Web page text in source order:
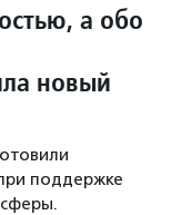
а обо
новый
поддержке